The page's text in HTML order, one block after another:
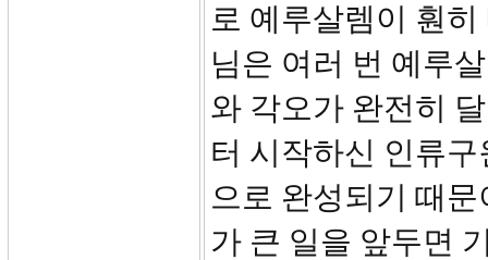
로 예루살렘이 훤
님은 여러 번 예루
와 각오가 완전히
터 시작하신 인류
으로 완성되기 때
가 큰 일을 앞두면